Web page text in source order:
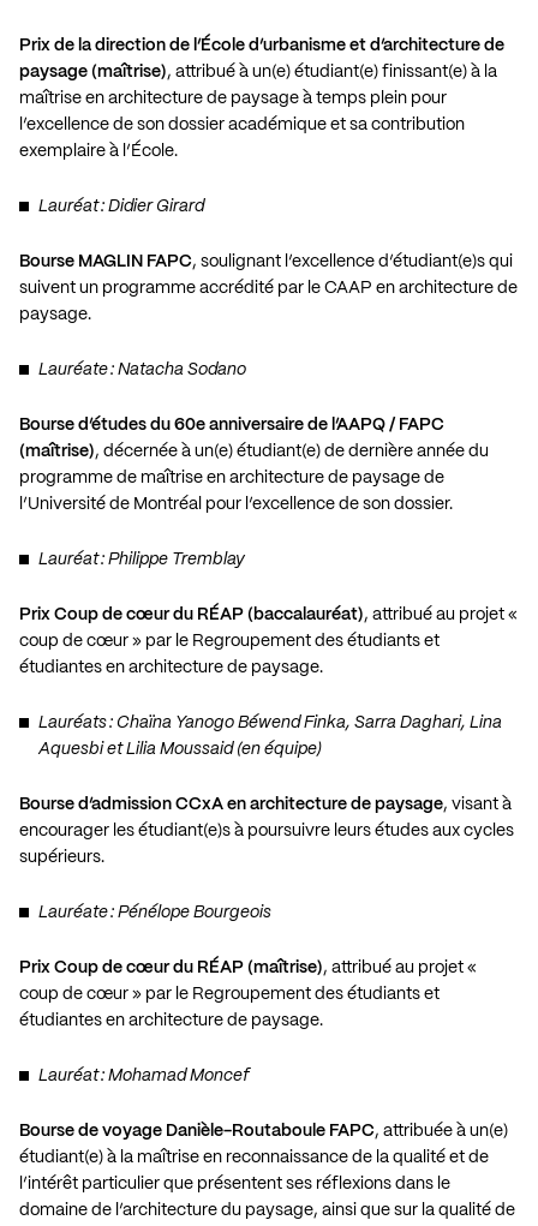
Prix de la direction de l’École d’urbanisme et d’architecture de
paysage (maîtrise), attribué à un(e) étudiant(e) finissant(e) à la
maîtrise en architecture de paysage à temps plein pour
l’excellence de son dossier académique et sa contribution
exemplaire à l’École.
Lauréat : Didier Girard
Bourse MAGLIN FAPC, soulignant l’excellence d’étudiant(e)s qui
suivent un programme accrédité par le CAAP en architecture de
paysage.
Lauréate : Natacha Sodano
Bourse d’études du 60e anniversaire de l’AAPQ / FAPC
(maîtrise), décernée à un(e) étudiant(e) de dernière année du
programme de maîtrise en architecture de paysage de
l’Université de Montréal pour l’excellence de son dossier.
Lauréat : Philippe Tremblay
Prix Coup de cœur du RÉAP (baccalauréat), attribué au projet «
coup de cœur » par le Regroupement des étudiants et
étudiantes en architecture de paysage.
Lauréats : Chaïna Yanogo Béwend Finka, Sarra Daghari, Lina
Aquesbi et Lilia Moussaid (en équipe)
Bourse d’admission CCxA en architecture de paysage, visant à
encourager les étudiant(e)s à poursuivre leurs études aux cycles
supérieurs.
Lauréate : Pénélope Bourgeois
Prix Coup de cœur du RÉAP (maîtrise), attribué au projet «
coup de cœur » par le Regroupement des étudiants et
étudiantes en architecture de paysage.
Lauréat : Mohamad Moncef
Bourse de voyage Danièle-Routaboule FAPC, attribuée à un(e)
étudiant(e) à la maîtrise en reconnaissance de la qualité et de
l’intérêt particulier que présentent ses réflexions dans le
domaine de l’architecture du paysage, ainsi que sur la qualité de